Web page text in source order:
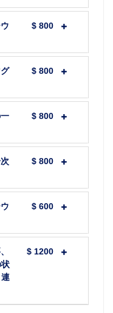
$ 800
$ 800
$ 800
$ 800
$ 600
$ 1200